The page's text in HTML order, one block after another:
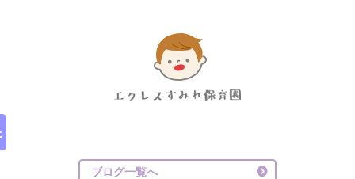
ブログ一覧へ